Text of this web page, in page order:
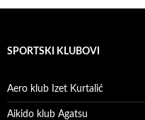
SPORTSKI KLUBOVI
Aero klub Izet Kurtalić
Aikido klub Agatsu